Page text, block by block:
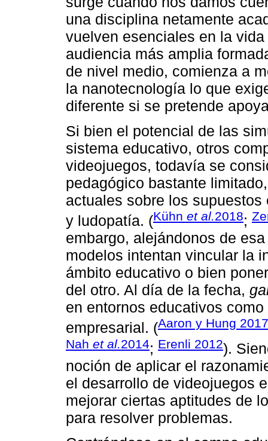
una disciplina netamente
vuelven esenciales en la
audiencia más amplia
de nivel medio, comienza a
la nanotecnología lo que
diferente si se pretende
Si bien el potencial de las
sistema educativo, otros
videojuegos, todavía se
pedagógico bastante
actuales sobre los
y ludopatía. (Kühn et al.2018;
embargo, alejándonos de
modelos intentan vincular la
ámbito educativo o bien
del otro. Al día de la fecha,
en entornos educativos
empresarial. (Aaron y Hung 2017
Nah et al. 2014; Erenli 2012).
noción de aplicar el
el desarrollo de videojuegos
mejorar ciertas aptitudes de
para resolver problemas.